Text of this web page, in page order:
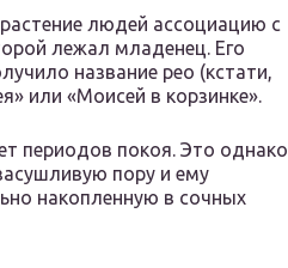
людей ассоциацию с
лежал младенец. Его
название рео (кстати,
или «Моисей в корзинке».
периодов покоя. Это однако
пору и ему
накопленную в сочных